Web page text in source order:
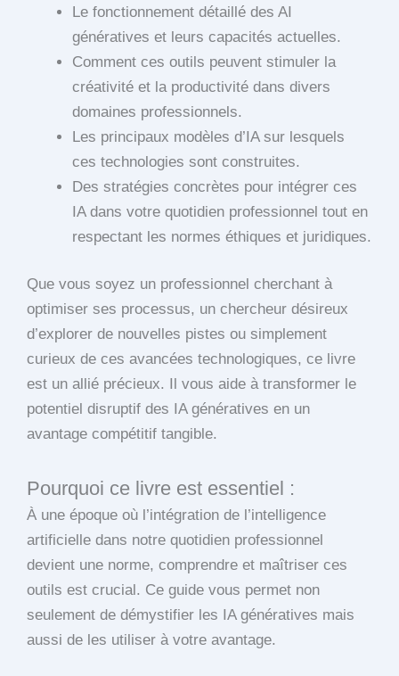
Le fonctionnement détaillé des AI
génératives et leurs capacités actuelles.
Comment ces outils peuvent stimuler la
créativité et la productivité dans divers
domaines professionnels.
Les principaux modèles d’IA sur lesquels
ces technologies sont construites.
Des stratégies concrètes pour intégrer ces
IA dans votre quotidien professionnel tout en
respectant les normes éthiques et juridiques.
Que vous soyez un professionnel cherchant à
optimiser ses processus, un chercheur désireux
d’explorer de nouvelles pistes ou simplement
curieux de ces avancées technologiques, ce livre
est un allié précieux. Il vous aide à transformer le
potentiel disruptif des IA génératives en un
avantage compétitif tangible.
Pourquoi ce livre est essentiel :
À une époque où l’intégration de l’intelligence
artificielle dans notre quotidien professionnel
devient une norme, comprendre et maîtriser ces
outils est crucial. Ce guide vous permet non
seulement de démystifier les IA génératives mais
aussi de les utiliser à votre avantage.